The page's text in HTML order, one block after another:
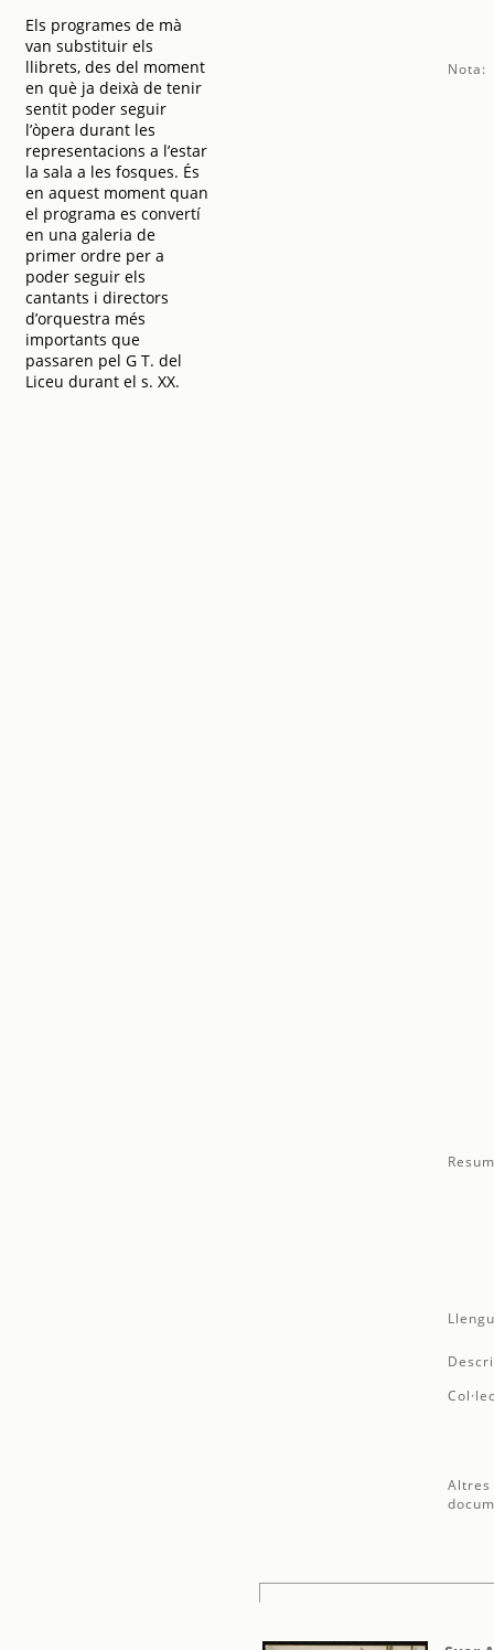
Els programes de mà
van substituir els
llibrets, des del moment
en què ja deixà de tenir
sentit poder seguir
l’òpera durant les
representacions a l’estar
la sala a les fosques. És
en aquest moment quan
el programa es convertí
en una galeria de
primer ordre per a
poder seguir els
cantants i directors
d’orquestra més
importants que
passaren pel G T. del
Liceu durant el s. XX.
Nota:
Altres